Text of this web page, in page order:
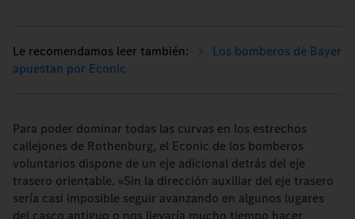
Los bomberos de Bayer
apuestan por Econic
Para poder dominar todas las curvas en los estrechos
callejones de Rothenburg, el Econic de los bomberos
voluntarios dispone de un eje adicional detrás del eje
trasero orientable. «Sin la dirección auxiliar del eje trasero
sería casi imposible seguir avanzando en algunos lugares
del casco antiguo o nos llevaría mucho tiempo hacer